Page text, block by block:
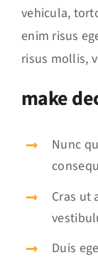
vehicula,
enim risus
risus mollis,
make
Nunc
Cras ut
Duis